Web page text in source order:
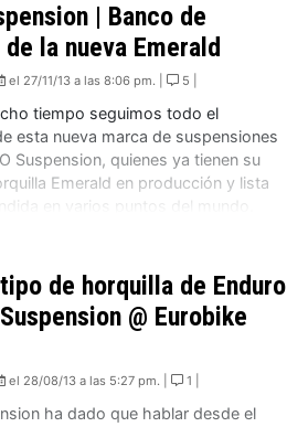
| Banco de
la nueva Emerald
el 27/11/13 a las 8:06 pm. | 5 |
tiempo seguimos todo el
esta nueva marca de suspensiones
Suspension, quienes ya tienen su
Emerald en producción y lista
en varios puntos del mundo.
[…]
de horquilla de Enduro
@ Eurobike
el 28/08/13 a las 5:27 pm. | 1 |
ha dado que hablar desde el